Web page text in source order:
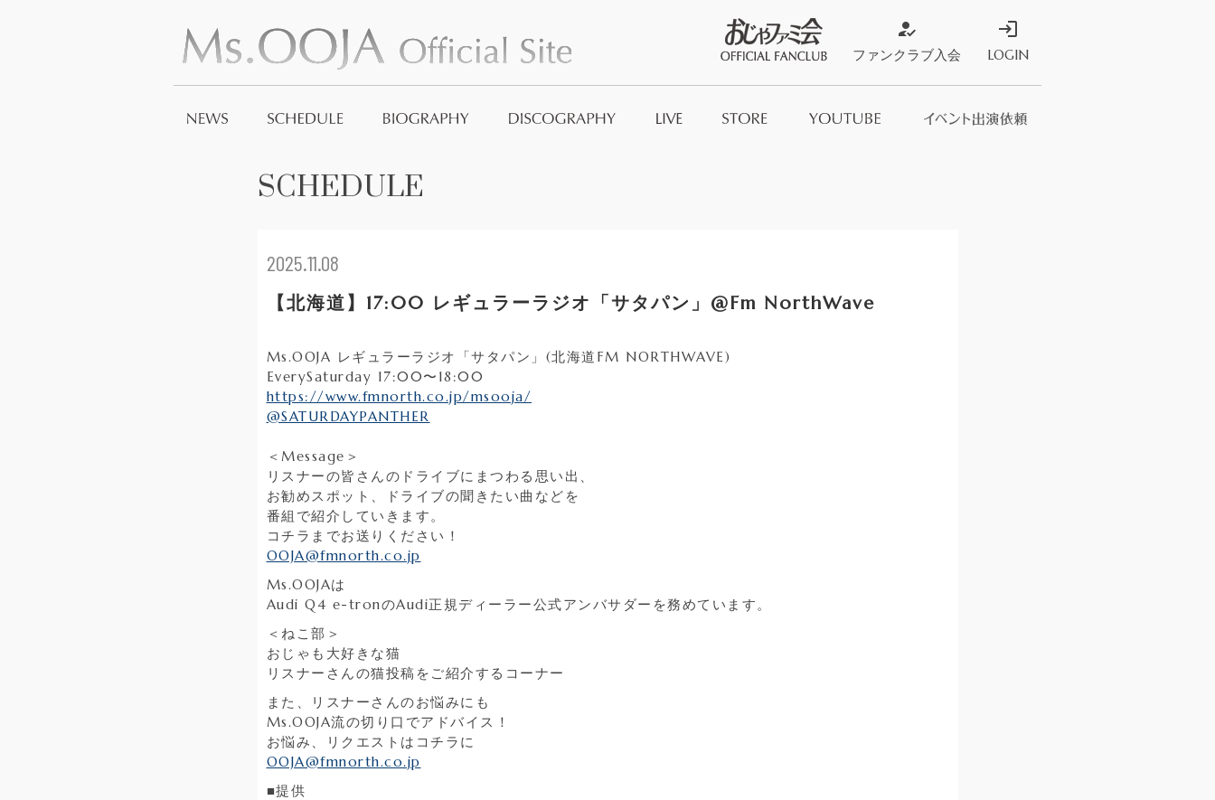
how_to_reg
ファンクラブ入会
login
LOGIN
SCHEDULE
2025.11.08
【北海道】17:00 レギュラーラジオ「サタパン」@Fm NorthWave
Ms.OOJA レギュラーラジオ「サタパン」(北海道FM NORTHWAVE)
EverySaturday 17:00〜18:00
https://www.fmnorth.co.jp/msooja/
@SATURDAYPANTHER
＜Message＞
リスナーの皆さんのドライブにまつわる思い出、
お勧めスポット、ドライブの聞きたい曲などを
番組で紹介していきます。
コチラまでお送りください！
OOJA@fmnorth.co.jp
Ms.OOJAは
Audi Q4 e-tronのAudi正規ディーラー公式アンバサダーを務めています。
＜ねこ部＞
おじゃも大好きな猫
リスナーさんの猫投稿をご紹介するコーナー
また、リスナーさんのお悩みにも
Ms.OOJA流の切り口でアドバイス！
お悩み、リクエストはコチラに
OOJA@fmnorth.co.jp
■提供